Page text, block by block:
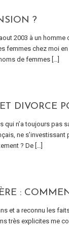
?
2003 à un
femmes chez moi
de femmes […]
DIVORCE
qui n’a toujours pas
ne
? De […]
:
et a reconnu les
très explicites me